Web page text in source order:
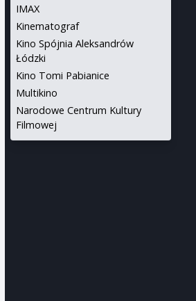
IMAX
Kinematograf
Kino Spójnia Aleksandrów
Łódzki
Kino Tomi Pabianice
Multikino
Narodowe Centrum Kultury
Filmowej